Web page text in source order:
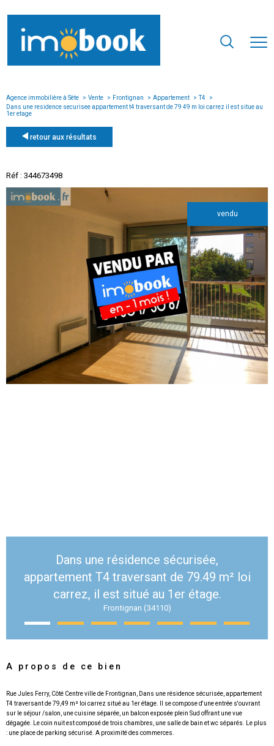
Agence immobilière à Sète Vente Frontignan Appartement
T4
Dans une residence securisee appartement t4 traversant de 79 49 m loi carrez il est situe au
1er etage
retour aux résultats
Réf : 344673498
vendu
Dans une résidence sécurisée,
appartement T4 traversant de 79.49 m² loi
carrez, il est situé au 1er étage.
Frontignan (34110)
A propos de ce bien
Rue Jules Ferry, Côté Centre ville de Frontignan, Dans une résidence sécurisée, appartement
T4 traversant de 79,49 m² loi carrez situé au 1er étage. Il se compose d'une entrée s'ouvrant
sur le séjour /salon, une cuisine séparée, un balcon exposée plein Sud offrant une vue
dégagée. Le coin nuit est composé de trois chambres, une salle de bain et wc séparés. Le plus